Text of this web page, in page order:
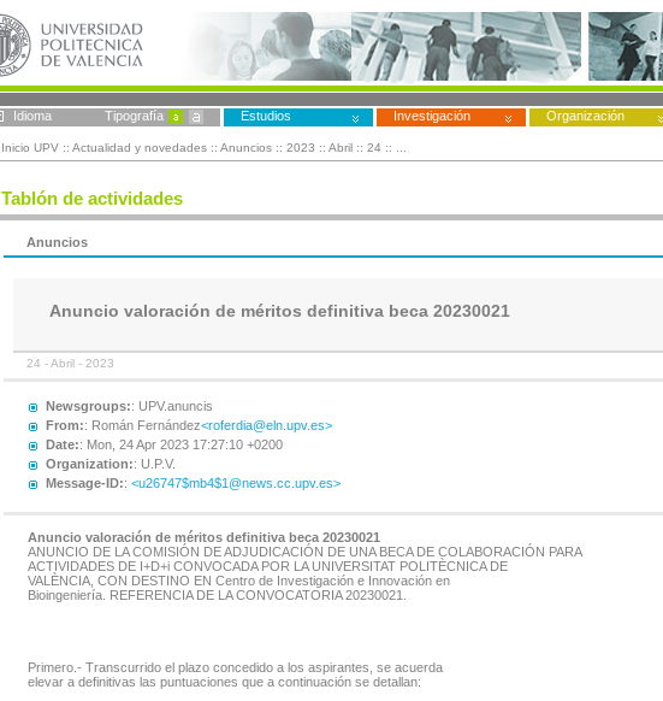
Idioma Tipografía Estudios Investigación Organización
Inicio UPV :: Actualidad y novedades :: Anuncios :: 2023 :: Abril :: 24 :: ...
Tablón de actividades
Anuncios
Anuncio valoración de méritos definitiva beca 20230021
24 - Abril - 2023
Newsgroups:: UPV.anuncis
From:: Román Fernández<roferdia@eln.upv.es>
Date:: Mon, 24 Apr 2023 17:27:10 +0200
Organization:: U.P.V.
Message-ID:: <u26747$mb4$1@news.cc.upv.es>
Anuncio valoración de méritos definitiva beca 20230021
ANUNCIO DE LA COMISIÓN DE ADJUDICACIÓN DE UNA BECA DE COLABORACIÓN PARA
ACTIVIDADES DE I+D+i CONVOCADA POR LA UNIVERSITAT POLITÈCNICA DE
VALÈNCIA, CON DESTINO EN Centro de Investigación e Innovación en
Bioingeniería. REFERENCIA DE LA CONVOCATORIA 20230021.
Primero.- Transcurrido el plazo concedido a los aspirantes, se acuerda
elevar a definitivas las puntuaciones que a continuación se detallan: